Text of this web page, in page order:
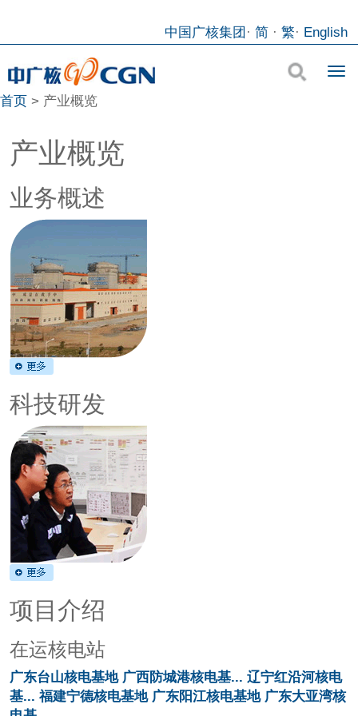
中国广核集团 · 简· 繁· English
首页 > 产业概览
产业概览
业务概述
科技研发
项目介绍
在运核电站
广东台山核电基地 广西防城港核电基... 辽宁红沿河核电
基... 福建宁德核电基地 广东阳江核电基地 广东大亚湾核